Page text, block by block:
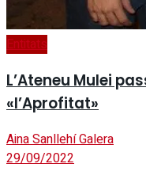
Entitats
L’Ateneu Mulei
«l’Aprofitat»
Aina Sanllehí Galera
29/09/2022